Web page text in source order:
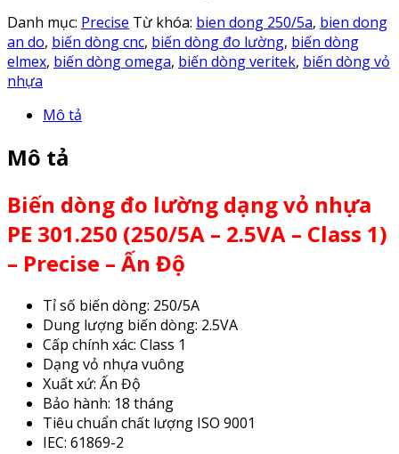
Danh mục: Precise Từ khóa: bien dong 250/5a, bien dong
an do, biến dòng cnc, biến dòng đo lường, biến dòng
elmex, biến dòng omega, biến dòng veritek, biến dòng vỏ
nhựa
Mô tả
Mô tả
Biến dòng đo lường dạng vỏ nhựa
PE 301.250 (250/5A – 2.5VA – Class 1)
– Precise – Ấn Độ
Tỉ số biến dòng: 250/5A
Dung lượng biến dòng: 2.5VA
Cấp chính xác: Class 1
Dạng vỏ nhựa vuông
Xuất xứ: Ấn Độ
Bảo hành: 18 tháng
Tiêu chuẩn chất lượng ISO 9001
IEC: 61869-2